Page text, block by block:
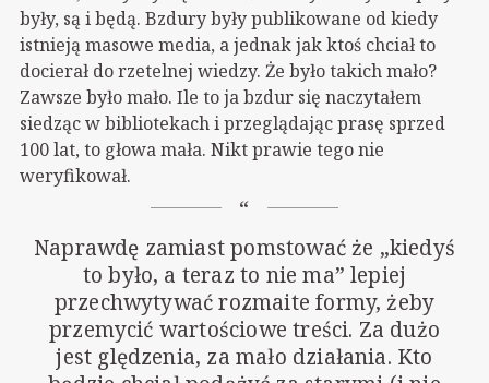
były, są i będą. Bzdury były publikowane od kiedy
istnieją masowe media, a jednak jak ktoś chciał to
docierał do rzetelnej wiedzy. Że było takich mało?
Zawsze było mało. Ile to ja bzdur się naczytałem
siedząc w bibliotekach i przeglądając prasę sprzed
100 lat, to głowa mała. Nikt prawie tego nie
weryfikował.
Naprawdę zamiast pomstować że „kiedyś
to było, a teraz to nie ma” lepiej
przechwytywać rozmaite formy, żeby
przemycić wartościowe treści. Za dużo
jest ględzenia, za mało działania. Kto